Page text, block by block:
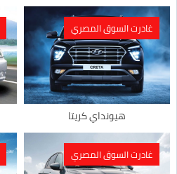
غادرت السوق المصري
هيونداي كريتا
غادرت السوق المصري